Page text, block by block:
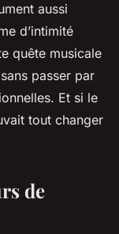
aussi
d’intimité
quête musicale
passer par
Et si le
tout changer
de